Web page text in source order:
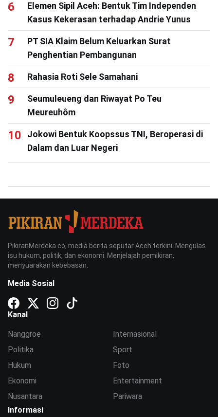
Elemen Sipil Aceh: Bentuk Tim Independen
Kasus Kekerasan terhadap Andrie Yunus
PT SIA Klaim Belum Keluarkan Surat
Penghentian Pembangunan
Rahasia Roti Sele Samahani
Seumuleueng dan Riwayat Po Teu
Meureuhôm
Jokowi Bentuk Koopssus TNI, Beroperasi di
Dalam dan Luar Negeri
PikiranMerdeka.co, media berita seputar Aceh terkini. Mengulas
isu hukum, politik, dan ekonomi. Menjelajah pemikiran,
menyuarakan kebebasan.
Media Sosial
Kanal
Nanggroe
Politika
Hukum
Ekonomi
Nusantara
Internasional
Sport
Foto
Entertainment
Pariwara
Informasi